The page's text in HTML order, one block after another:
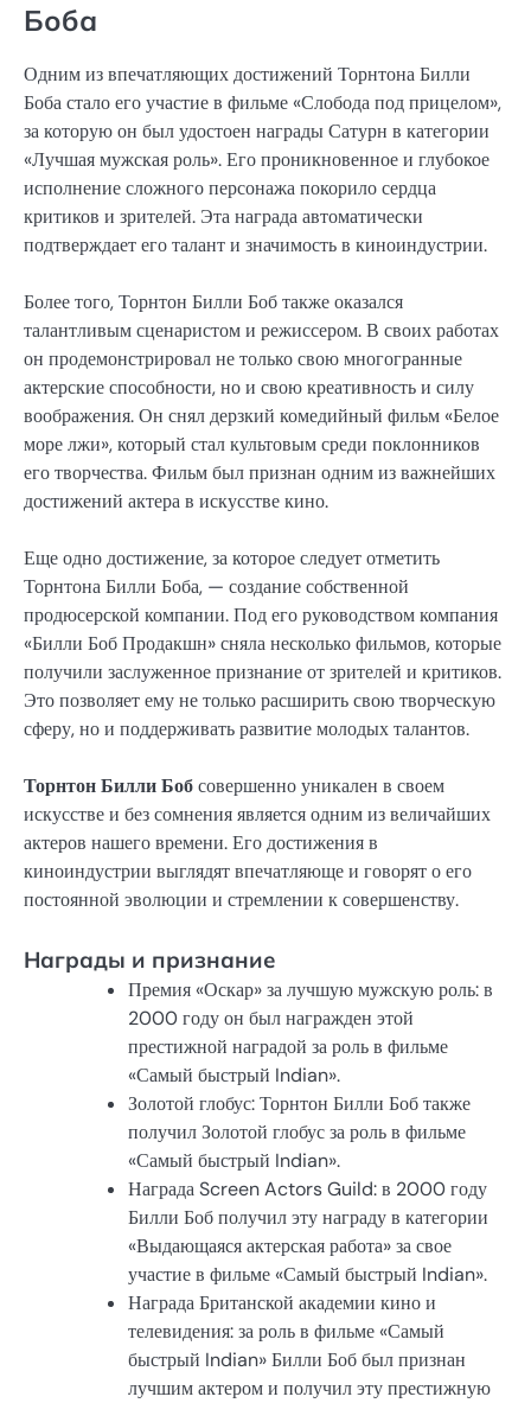
Боба
Одним из впечатляющих достижений Торнтона Билли
Боба стало его участие в фильме «Слобода под прицелом»,
за которую он был удостоен награды Сатурн в категории
«Лучшая мужская роль». Его проникновенное и глубокое
исполнение сложного персонажа покорило сердца
критиков и зрителей. Эта награда автоматически
подтверждает его талант и значимость в киноиндустрии.
Более того, Торнтон Билли Боб также оказался
талантливым сценаристом и режиссером. В своих работах
он продемонстрировал не только свою многогранные
актерские способности, но и свою креативность и силу
воображения. Он снял дерзкий комедийный фильм «Белое
море лжи», который стал культовым среди поклонников
его творчества. Фильм был признан одним из важнейших
достижений актера в искусстве кино.
Еще одно достижение, за которое следует отметить
Торнтона Билли Боба, — создание собственной
продюсерской компании. Под его руководством компания
«Билли Боб Продакшн» сняла несколько фильмов, которые
получили заслуженное признание от зрителей и критиков.
Это позволяет ему не только расширить свою творческую
сферу, но и поддерживать развитие молодых талантов.
Торнтон Билли Бобсовершенно уникален в своем
искусстве и без сомнения является одним из величайших
актеров нашего времени. Его достижения в
киноиндустрии выглядят впечатляюще и говорят о его
постоянной эволюции и стремлении к совершенству.
Награды и признание
Премия «Оскар» за лучшую мужскую роль: в
2000 году он был награжден этой
престижной наградой за роль в фильме
«Самый быстрый Indian».
Золотой глобус: Торнтон Билли Боб также
получил Золотой глобус за роль в фильме
«Самый быстрый Indian».
Награда Screen Actors Guild: в 2000 году
Билли Боб получил эту награду в категории
«Выдающаяся актерская работа» за свое
участие в фильме «Самый быстрый Indian».
Награда Британской академии кино и
телевидения: за роль в фильме «Самый
быстрый Indian» Билли Боб был признан
лучшим актером и получил эту престижную